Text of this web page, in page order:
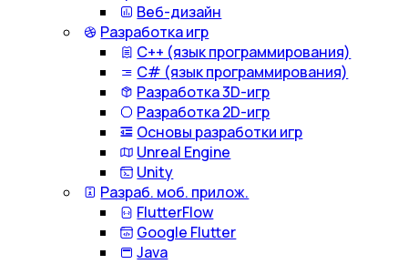
Веб-дизайн
Разработка игр
С++ (язык программирования)
С# (язык программирования)
Разработка 3D-игр
Разработка 2D-игр
Основы разработки игр
Unreal Engine
Unity
Разраб. моб. прилож.
FlutterFlow
Google Flutter
Java